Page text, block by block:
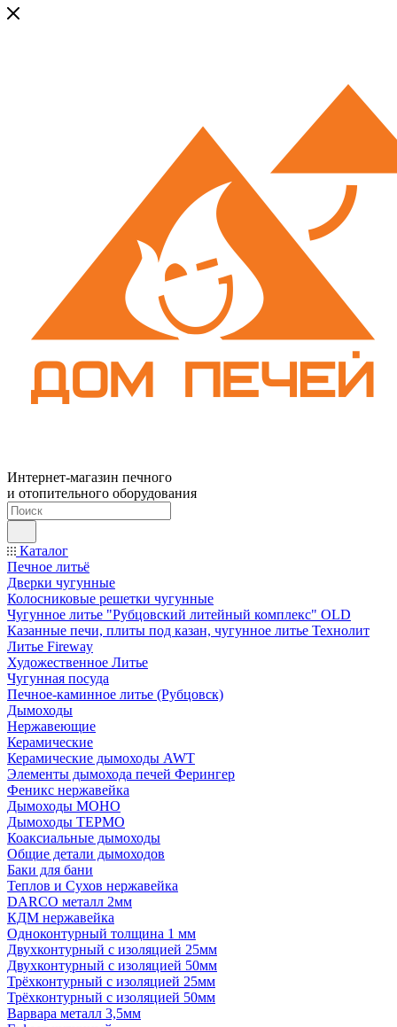
Интернет-магазин печного
и отопительного оборудования
Каталог
Печное литьё
Дверки чугунные
Колосниковые решетки чугунные
Чугунное литье "Рубцовский литейный комплекс" OLD
Казанные печи, плиты под казан, чугунное литье Технолит
Литье Fireway
Художественное Литье
Чугунная посуда
Печное-каминное литье (Рубцовск)
Дымоходы
Нержавеющие
Керамические
Керамические дымоходы AWT
Элементы дымохода печей Ферингер
Феникс нержавейка
Дымоходы МОНО
Дымоходы ТЕРМО
Коаксиальные дымоходы
Общие детали дымоходов
Баки для бани
Теплов и Сухов нержавейка
DARCO металл 2мм
КДМ нержавейка
Одноконтурный толщина 1 мм
Двухконтурный с изоляцией 25мм
Двухконтурный с изоляцией 50мм
Трёхконтурный с изоляцией 25мм
Трёхконтурный с изоляцией 50мм
Варвара металл 3,5мм